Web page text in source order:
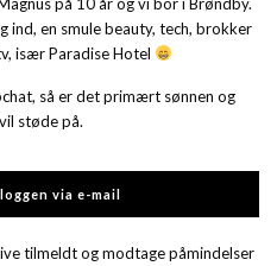
ind, en smule beauty, tech, brokker
især Paradise Hotel
så er det primært sønnen og
støde på.
via e-mail
tilmeldt og modtage påmindelser